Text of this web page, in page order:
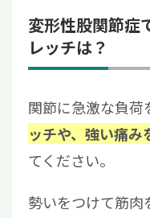
変形性股関節症
レッチは？
関節に急激な負荷
ッチや、強い痛
てください。
勢いをつけて筋肉